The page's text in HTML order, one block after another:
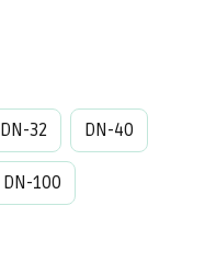
DN-32 DN-40
DN-100